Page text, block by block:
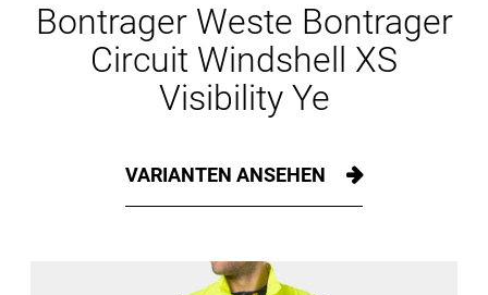
Bontrager Weste Bontrager
Circuit Windshell XS
Visibility Ye
VARIANTEN ANSEHEN